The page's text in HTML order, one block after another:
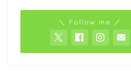
＼ Follow me ／